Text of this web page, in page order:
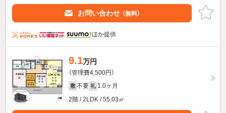
お問い合わせ （無料）
ほか提供
9.1万円
（管理費4,500円）
敷 不要 礼 1.0ヶ月
2階 / 2LDK / 55.03㎡